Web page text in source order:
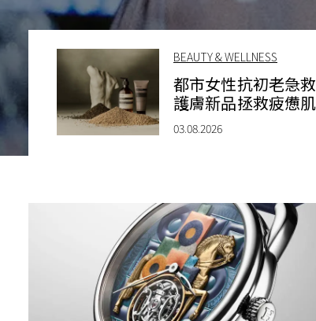
BEAUTY & WELLNESS
都市女性抗初老急
護膚新品拯救疲憊肌
03.08.2026